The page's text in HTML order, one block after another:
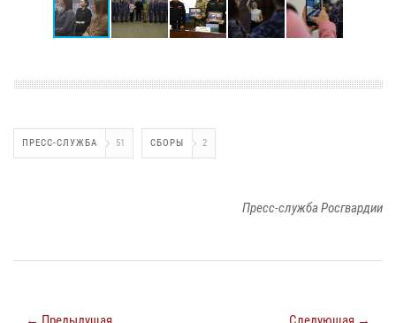
ПРЕСС-СЛУЖБА 51 СБОРЫ 2
Пресс-служба Росгвардии